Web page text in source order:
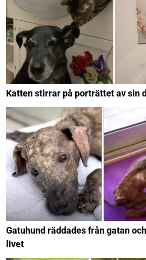
Katten stirrar på porträttet av sin
Gatuhund räddades från gatan
livet